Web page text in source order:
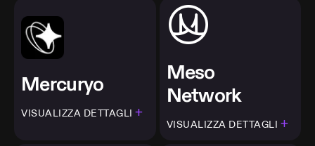
Mercuryo
VISUALIZZA DETTAGLI +
Meso
Network
VISUALIZZA DETTAGLI +